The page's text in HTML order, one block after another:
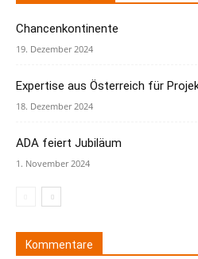
Chancenkontinente
19. Dezember 2024
Expertise aus Österreich für
18. Dezember 2024
ADA feiert Jubiläum
1. November 2024
Kommentare